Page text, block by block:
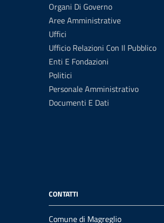
Organi Di Governo
Aree Amministrative
Uffici
Ufficio Relazioni Con Il Pubblico
Enti E Fondazioni
Politici
Personale Amministrativo
Documenti E Dati
CONTATTI
Comune di Magreglio